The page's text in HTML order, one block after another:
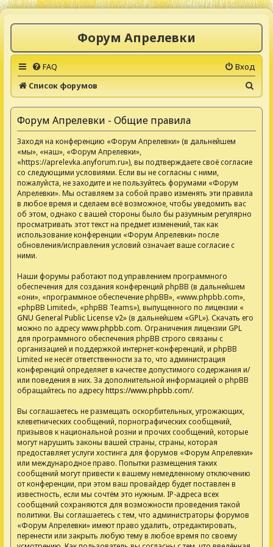
Форум Апрелевки
FAQ
Вход
Список форумов
о
с
Форум Апрелевки - Общие правила
Заходя на конференцию «Форум Апрелевки» (в дальнейшем
«мы», «наш», «Форум Апрелевки»,
«https://aprelevka.anyforum.ru»), вы подтверждаете своё согласие
со следующими условиями. Если вы не согласны с ними,
пожалуйста, не заходите и не пользуйтесь форумами «Форум
Апрелевки». Мы оставляем за собой право изменять эти правила
в любое время и сделаем всё возможное, чтобы уведомить вас
об этом, однако с вашей стороны было бы разумным регулярно
просматривать этот текст на предмет изменений, так как
использование конференции «Форум Апрелевки» после
обновления/исправления условий означает ваше согласие с
ними.
Наши форумы работают под управлением программного
обеспечения для создания конференций phpBB (в дальнейшем
«они», «программное обеспечение phpBB», «www.phpbb.com»,
«phpBB Limited», «phpBB Teams»), выпущенного по лицензии «
GNU General Public License v2» (в дальнейшем «GPL»). Скачать его
можно по адресуwww.phpbb.com. Ограничения лицензии GPL
для программного обеспечения phpBB строго связаны с
организацией и поддержкой интернет-конференций, и phpBB
Limited не несёт ответственности за то, что администрация
конференций определяет в качестве допустимого содержания и/
или поведения в них. За дополнительной информацией о phpBB
обращайтесь по адресуhttps://www.phpbb.com/.
Вы соглашаетесь не размещать оскорбительных, угрожающих,
клеветнических сообщений, порнографических сообщений,
призывов к национальной розни и прочих сообщений, которые
могут нарушить законы вашей страны, страны, которая
предоставляет услуги хостинга для форумов «Форум Апрелевки»
или международное право. Попытки размещения таких
сообщений могут привести к вашему немедленному отключению
от конференции, при этом ваш провайдер будет поставлен в
известность, если мы сочтём это нужным. IP-адреса всех
сообщений сохраняются для возможности проведения такой
политики. Вы соглашаетесь с тем, что администраторы форумов
«Форум Апрелевки» имеют право удалить, отредактировать,
перенести или закрыть любую тему в любое время по своему